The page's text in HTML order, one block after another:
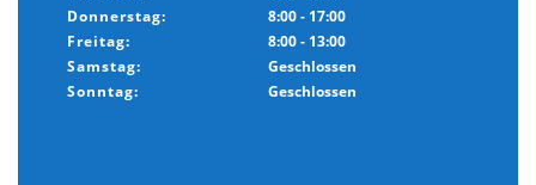
Donnerstag:
8:00 - 17:00
Freitag:
8:00 - 13:00
Samstag:
Geschlossen
Sonntag:
Geschlossen